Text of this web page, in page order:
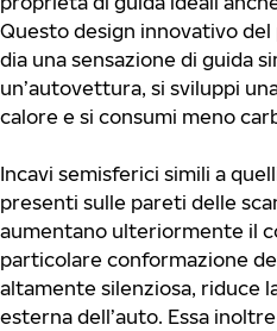
Questo design innovativo del
dia una sensazione di guida
un’autovettura, si sviluppi
calore e si consumi meno
Incavi semisferici simili a
presenti sulle pareti delle
aumentano ulteriormente il
particolare conformazione
altamente silenziosa, riduce
esterna dell’auto. Essa